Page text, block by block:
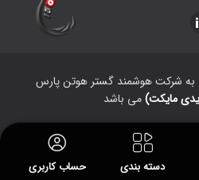
دسته بندی حساب کاربری
به شرکت هوشمند گستر هوتن پارس
مایکت)می باشد